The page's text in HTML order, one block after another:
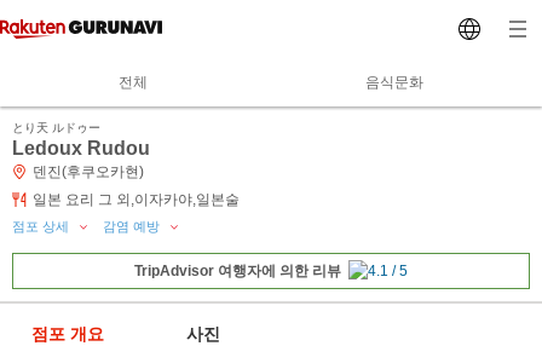
전체 음식문화
とり天 ルドゥー
Ledoux Rudou
덴진(후쿠오카현)
일본 요리 그 외,이자카야,일본술
점포 상세 감염 예방
TripAdvisor 여행자에 의한 리뷰
점포 개요 사진